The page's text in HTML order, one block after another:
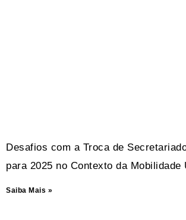
Desafios com a Troca de
para 2025 no Contexto da Mobilidade
Saiba Mais »